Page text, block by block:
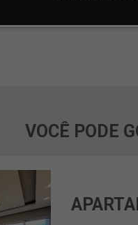
VOCÊ PODE